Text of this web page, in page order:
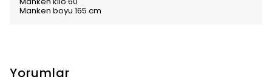
Manken boyu 165 cm
Yorumlar